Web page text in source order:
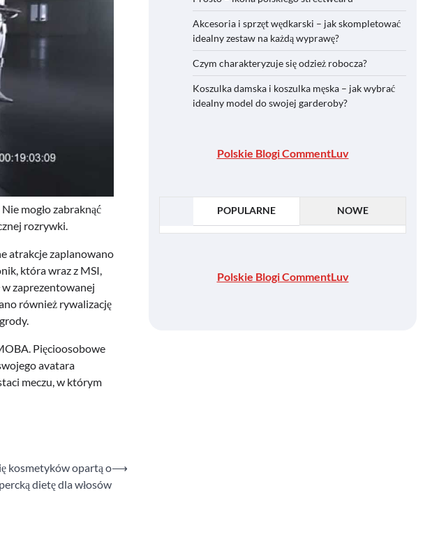
mogło zabraknąć
rozrywki.
atrakcje zaplanowano
która wraz z MSI,
w zaprezentowanej
również rywalizację
Pięcioosobowe
avatara
meczu, w którym
kosmetyków opartą o
dietę dla włosów
⟶
Akcesoria i sprzęt wędkarski – jak skompletować
idealny zestaw na każdą wyprawę?
Czym charakteryzuje się odzież robocza?
Koszulka damska i koszulka męska – jak wybrać
idealny model do swojej garderoby?
Polskie Blogi CommentLuv
POPULARNE NOWE
Polskie Blogi CommentLuv